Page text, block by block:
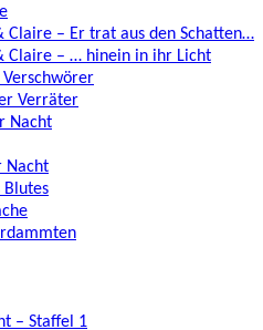
Claire – Er trat aus den Schatten…
Claire – … hinein in ihr Licht
Verschwörer
Verräter
Nacht
Nacht
Blutes
– Staffel 1